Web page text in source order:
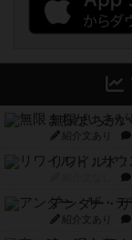
無限まちが
紹介文あり
リワイルド
アンダー・
紹介文あり